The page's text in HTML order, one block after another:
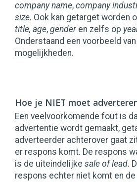
company name, company
size. Ook kan getarget worden
title, age, gender en zelfs op
Onderstaand een voorbeeld
mogelijkheden.
Hoe je NIET moet
Een veelvoorkomende fout is
advertentie wordt gemaakt,
adverteerder achterover gaat
er respons komt. De respons
is de uiteindelijke sale of lead.
respons echter niet komt en de